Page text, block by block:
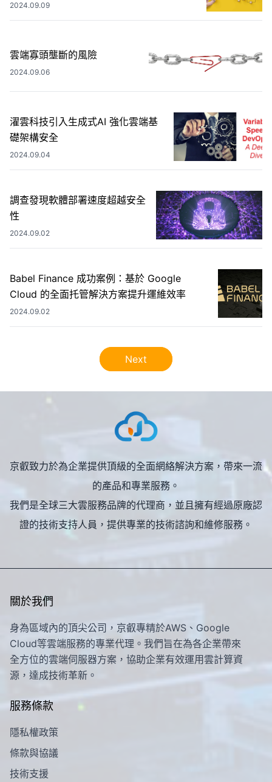
2024.09.09
雲端寡頭壟斷的風險
2024.09.06
濯雲科技引入生成式AI 強化雲端基
礎架構安全
2024.09.04
調查發現軟體部署速度超越安全
性
2024.09.02
Babel Finance 成功案例：基於 Google
Cloud 的全面托管解決方案提升運維效率
2024.09.02
Next
京叡致力於為企業提供頂級的全面網絡解決方案，帶來一流
的產品和專業服務。
我們是全球三大雲服務品牌的代理商，並且擁有經過原廠認
證的技術支持人員，提供專業的技術諮詢和維修服務。
關於我們
身為區域內的頂尖公司，京叡專精於AWS、Google
Cloud等雲端服務的專業代理。我們旨在為各企業帶來
全方位的雲端伺服器方案，協助企業有效運用雲計算資
源，達成技術革新。
服務條款
隱私權政策
條款與協議
技術支援